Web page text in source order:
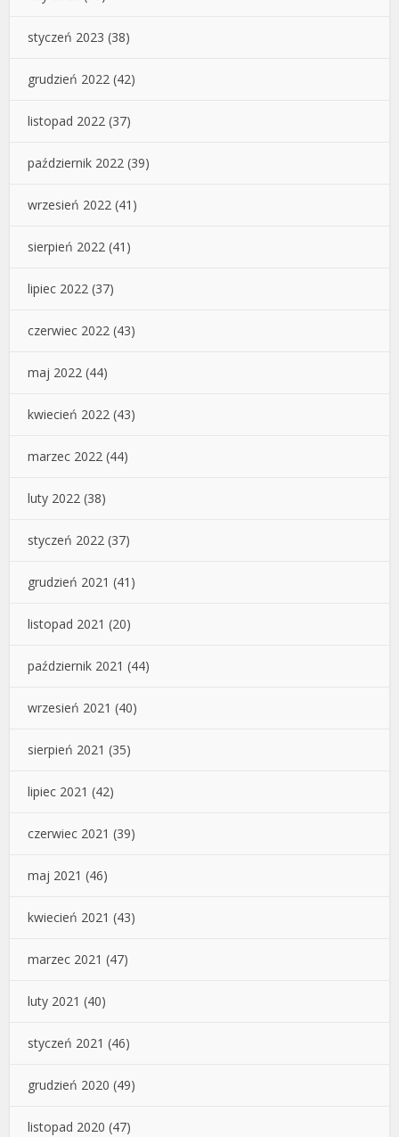
styczeń 2023 (38)
grudzień 2022 (42)
listopad 2022 (37)
październik 2022 (39)
wrzesień 2022 (41)
sierpień 2022 (41)
lipiec 2022 (37)
czerwiec 2022 (43)
maj 2022 (44)
kwiecień 2022 (43)
marzec 2022 (44)
luty 2022 (38)
styczeń 2022 (37)
grudzień 2021 (41)
listopad 2021 (20)
październik 2021 (44)
wrzesień 2021 (40)
sierpień 2021 (35)
lipiec 2021 (42)
czerwiec 2021 (39)
maj 2021 (46)
kwiecień 2021 (43)
marzec 2021 (47)
luty 2021 (40)
styczeń 2021 (46)
grudzień 2020 (49)
listopad 2020 (47)